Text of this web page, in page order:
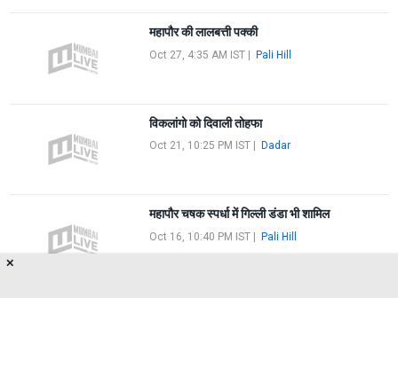
महापौर की लालबत्ती पक्की
Oct 27, 4:35 AM IST| Pali Hill
विकलांगो को दिवाली तोहफा
Oct 21, 10:25 PM IST| Dadar
महापौर चषक स्पर्धा में गिल्ली डंडा भी शामिल
Oct 16, 10:40 PM IST| Pali Hill
✕